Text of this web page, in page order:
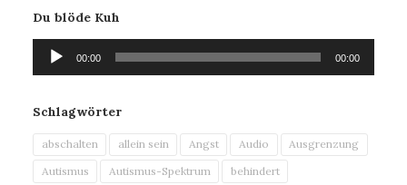
Du blöde Kuh
Audio-
Player
00:00 00:00
Schlagwörter
abschalten allein sein Angst Audio
Ausgrenzung
Autismus
Autismus-Spektrum behindert